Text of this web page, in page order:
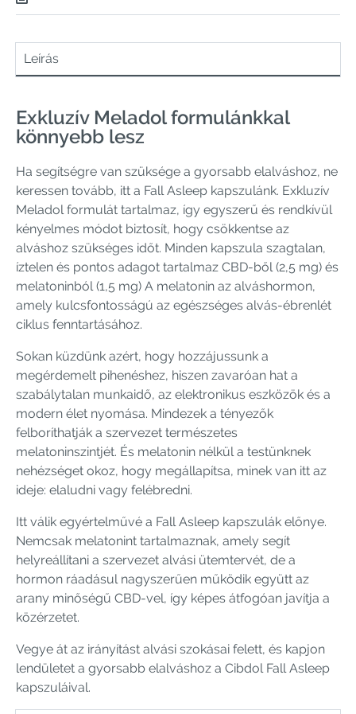
Leírás
Exkluzív Meladol formulánkkal
könnyebb lesz
Ha segítségre van szüksége a gyorsabb elalváshoz, ne
keressen tovább, itt a Fall Asleep kapszulánk. Exkluzív
Meladol formulát tartalmaz, így egyszerű és rendkívül
kényelmes módot biztosít, hogy csökkentse az
alváshoz szükséges időt. Minden kapszula szagtalan,
íztelen és pontos adagot tartalmaz CBD-ből (2,5 mg) és
melatoninból (1,5 mg) A melatonin az alváshormon,
amely kulcsfontosságú az egészséges alvás-ébrenlét
ciklus fenntartásához.
Sokan küzdünk azért, hogy hozzájussunk a
megérdemelt pihenéshez, hiszen zavaróan hat a
szabálytalan munkaidő, az elektronikus eszközök és a
modern élet nyomása. Mindezek a tényezők
felboríthatják a szervezet természetes
melatoninszintjét. És melatonin nélkül a testünknek
nehézséget okoz, hogy megállapítsa, minek van itt az
ideje: elaludni vagy felébredni.
Itt válik egyértelművé a Fall Asleep kapszulák előnye.
Nemcsak melatonint tartalmaznak, amely segít
helyreállítani a szervezet alvási ütemtervét, de a
hormon ráadásul nagyszerűen működik együtt az
arany minőségű CBD-vel, így képes átfogóan javítja a
közérzetet.
Vegye át az irányítást alvási szokásai felett, és kapjon
lendületet a gyorsabb elalváshoz a Cibdol Fall Asleep
kapszuláival.